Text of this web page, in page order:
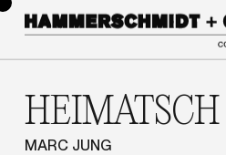
HEIMATSCH
MARC JUNG